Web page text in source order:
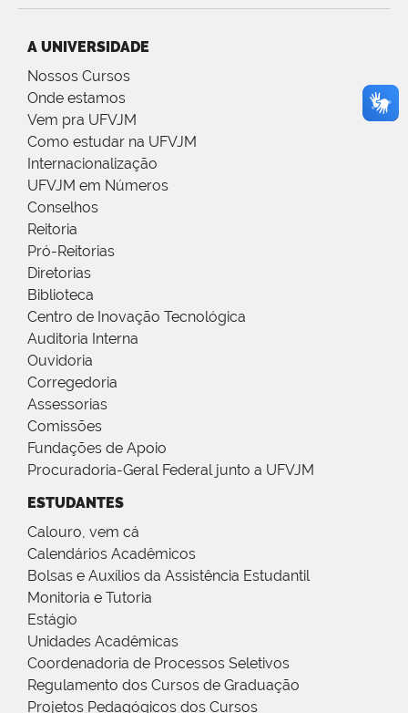
A UNIVERSIDADE
Nossos Cursos
Onde estamos
Vem pra UFVJM
Como estudar na UFVJM
Internacionalização
UFVJM em Números
Conselhos
Reitoria
Pró-Reitorias
Diretorias
Biblioteca
Centro de Inovação Tecnológica
Auditoria Interna
Ouvidoria
Corregedoria
Assessorias
Comissões
Fundações de Apoio
Procuradoria-Geral Federal junto a UFVJM
ESTUDANTES
Calouro, vem cá
Calendários Acadêmicos
Bolsas e Auxílios da Assistência Estudantil
Monitoria e Tutoria
Estágio
Unidades Acadêmicas
Coordenadoria de Processos Seletivos
Regulamento dos Cursos de Graduação
Projetos Pedagógicos dos Cursos